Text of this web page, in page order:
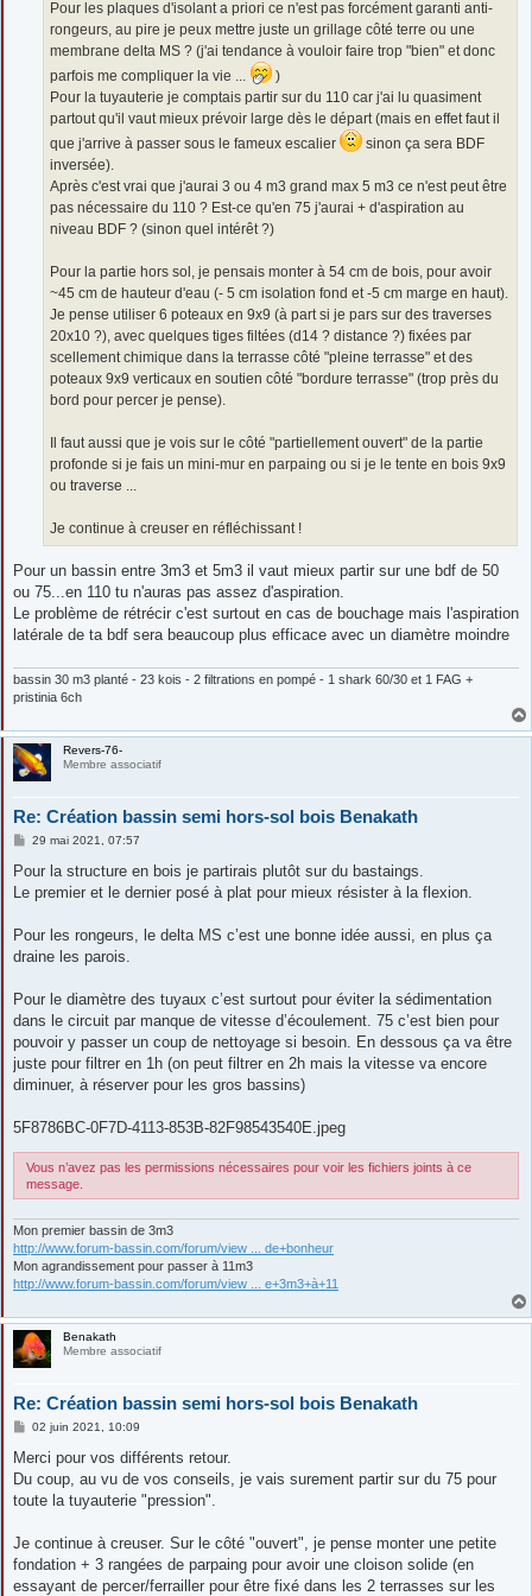
Pour les plaques d'isolant a priori ce n'est pas forcément garanti anti-
rongeurs, au pire je peux mettre juste un grillage côté terre ou une
membrane delta MS ? (j'ai tendance à vouloir faire trop "bien" et donc
parfois me compliquer la vie ...
)
Pour la tuyauterie je comptais partir sur du 110 car j'ai lu quasiment
partout qu'il vaut mieux prévoir large dès le départ (mais en effet faut il
que j'arrive à passer sous le fameux escalier
sinon ça sera BDF
inversée).
Après c'est vrai que j'aurai 3 ou 4 m3 grand max 5 m3 ce n'est peut être
pas nécessaire du 110 ? Est-ce qu'en 75 j'aurai + d'aspiration au
niveau BDF ? (sinon quel intérêt ?)
Pour la partie hors sol, je pensais monter à 54 cm de bois, pour avoir
~45 cm de hauteur d'eau (- 5 cm isolation fond et -5 cm marge en haut).
Je pense utiliser 6 poteaux en 9x9 (à part si je pars sur des traverses
20x10 ?), avec quelques tiges filtées (d14 ? distance ?) fixées par
scellement chimique dans la terrasse côté "pleine terrasse" et des
poteaux 9x9 verticaux en soutien côté "bordure terrasse" (trop près du
bord pour percer je pense).
Il faut aussi que je vois sur le côté "partiellement ouvert" de la partie
profonde si je fais un mini-mur en parpaing ou si je le tente en bois 9x9
ou traverse ...
Je continue à creuser en réfléchissant !
Pour un bassin entre 3m3 et 5m3 il vaut mieux partir sur une bdf de 50
ou 75...en 110 tu n'auras pas assez d'aspiration.
Le problème de rétrécir c'est surtout en cas de bouchage mais l'aspiration
latérale de ta bdf sera beaucoup plus efficace avec un diamètre moindre
bassin 30 m3 planté - 23 kois - 2 filtrations en pompé - 1 shark 60/30 et 1 FAG +
pristinia 6ch
Revers-76-
Membre associatif
Re: Création bassin semi hors-sol bois Benakath
M
s
a
29 mai 2021, 07:57
Pour la structure en bois je partirais plutôt sur du bastaings.
Le premier et le dernier posé à plat pour mieux résister à la flexion.
Pour les rongeurs, le delta MS c’est une bonne idée aussi, en plus ça
draine les parois.
Pour le diamètre des tuyaux c’est surtout pour éviter la sédimentation
dans le circuit par manque de vitesse d’écoulement. 75 c’est bien pour
pouvoir y passer un coup de nettoyage si besoin. En dessous ça va être
juste pour filtrer en 1h (on peut filtrer en 2h mais la vitesse va encore
diminuer, à réserver pour les gros bassins)
5F8786BC-0F7D-4113-853B-82F98543540E.jpeg
Vous n’avez pas les permissions nécessaires pour voir les fichiers joints à ce
message.
Mon premier bassin de 3m3
http://www.forum-bassin.com/forum/view ... de+bonheur
Mon agrandissement pour passer à 11m3
http://www.forum-bassin.com/forum/view ... e+3m3+à+11
Benakath
Membre associatif
Re: Création bassin semi hors-sol bois Benakath
M
s
a
g
02 juin 2021, 10:09
Merci pour vos différents retour.
Du coup, au vu de vos conseils, je vais surement partir sur du 75 pour
toute la tuyauterie "pression".
Je continue à creuser. Sur le côté "ouvert", je pense monter une petite
fondation + 3 rangées de parpaing pour avoir une cloison solide (en
essayant de percer/ferrailler pour être fixé dans les 2 terrasses sur les